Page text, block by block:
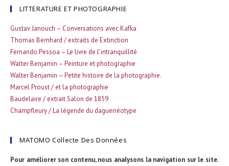
LITTERATURE ET PHOTOGRAPHIE
Gustav Janouch – Conversations avec Kafka
Thomas Bernhard / extraits de Extinction
Fernando Pessoa – Le livre de l’intranquillité
Walter Benjamin – Peinture et photographie
Walter Benjamin – Petite histoire de la photographie.
Marcel Proust / et la photographie
Baudelaire / extrait Salon de 1859
Champfleury / La légende du daguerréotype
MATOMO Collecte Des Données
Pour améliorer son contenu, nous analysons la navigation sur le site.